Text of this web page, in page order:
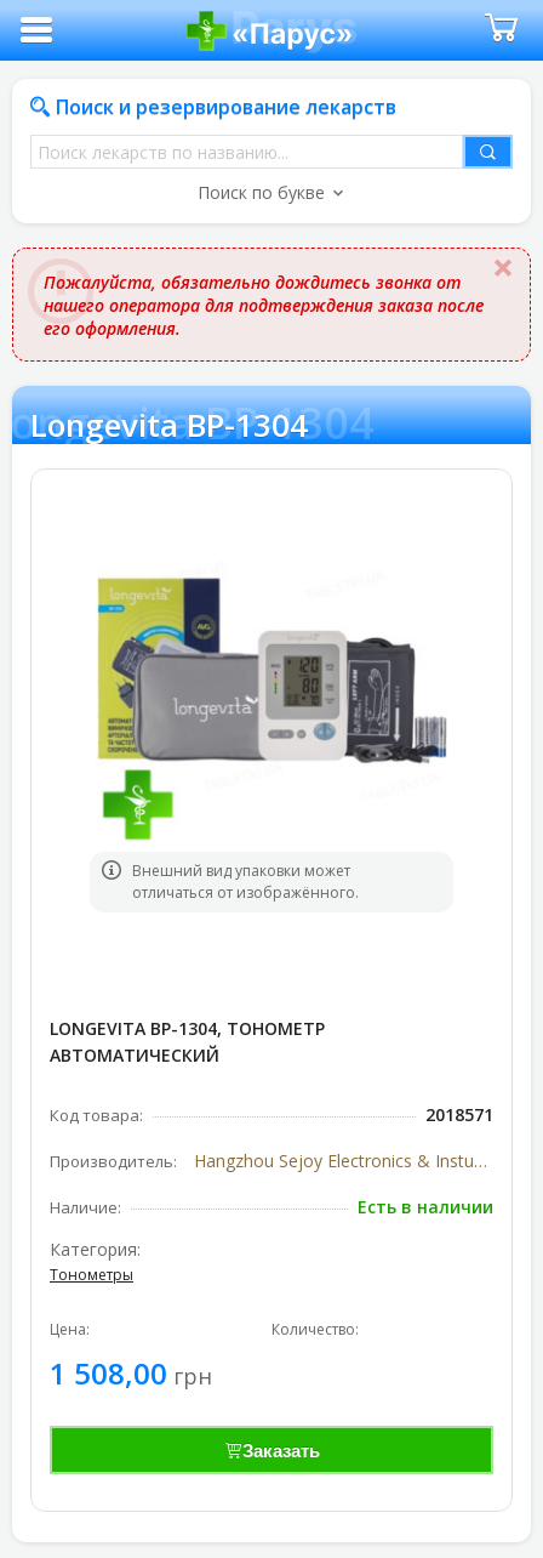
Поиск и резервирование лекарств
Поиск
лекарств
названию
Поиск по букве
Пожалуйста, обязательно дождитесь звонка от
нашего оператора для подтверждения заказа после
его оформления.
BP-1304
Longevita BP-1304
Bнешний вид упаковки может
отличаться от изображённого.
LONGEVITA BP-1304, ТОНОМЕТР
АВТОМАТИЧЕСКИЙ
Код товара: 2018571
Производитель: Hangzhou Sejoy Electronics & Instuments Co., Ltd.,
Наличие:
Есть в наличии
Категория:
Тонометры
Цена:
1 508,00 грн
Количество:
Заказать